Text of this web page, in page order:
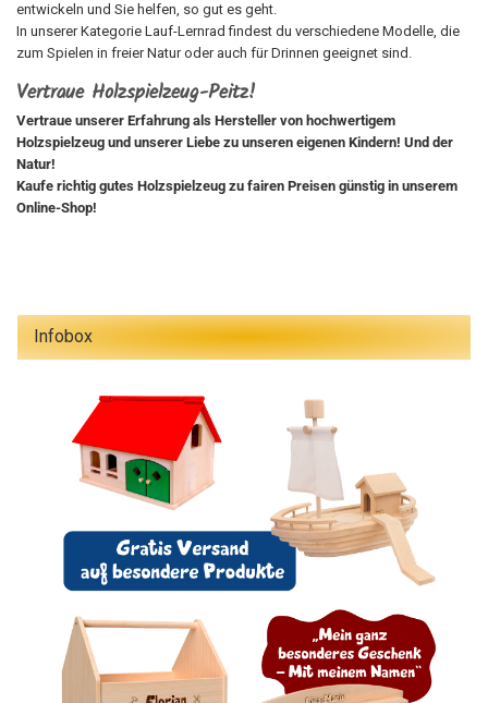
entwickeln und Sie helfen, so gut es geht.
In unserer Kategorie Lauf-Lernrad findest du verschiedene Modelle, die
zum Spielen in freier Natur oder auch für Drinnen geeignet sind.
Vertraue Holzspielzeug-Peitz!
Vertraue unserer Erfahrung als Hersteller von hochwertigem
Holzspielzeug und unserer Liebe zu unseren eigenen Kindern! Und der
Natur!
Kaufe richtig gutes Holzspielzeug zu fairen Preisen günstig in unserem
Online-Shop!
Infobox